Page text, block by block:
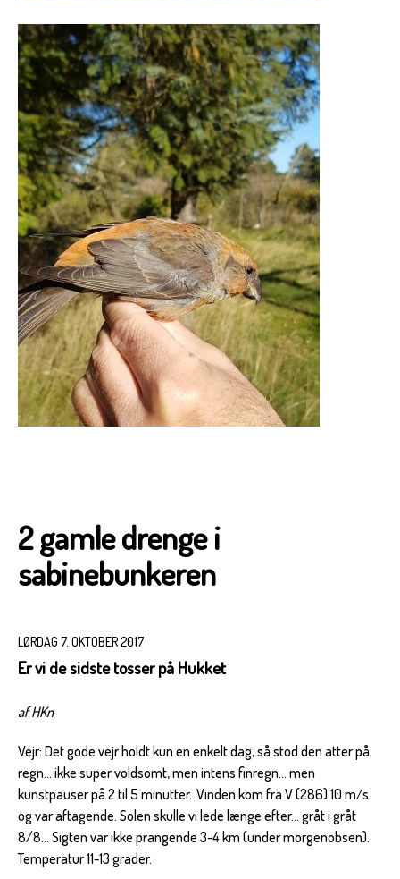
2 gamle drenge i
sabinebunkeren
LØRDAG 7. OKTOBER 2017
Er vi de sidste tosser på Hukket
af HKn
Vejr: Det gode vejr holdt kun en enkelt dag, så stod den atter på
regn... ikke super voldsomt, men intens finregn... men
kunstpauser på 2 til 5 minutter...Vinden kom fra V (286) 10 m/s
og var aftagende. Solen skulle vi lede længe efter... gråt i gråt
8/8... Sigten var ikke prangende 3-4 km (under morgenobsen).
Temperatur 11-13 grader.